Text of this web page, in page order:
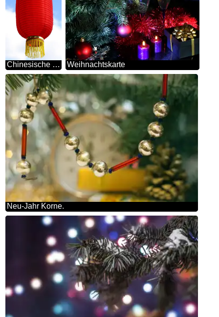
Chinesische Laterne Weihnachtskarte
Neu-Jahr Korne.